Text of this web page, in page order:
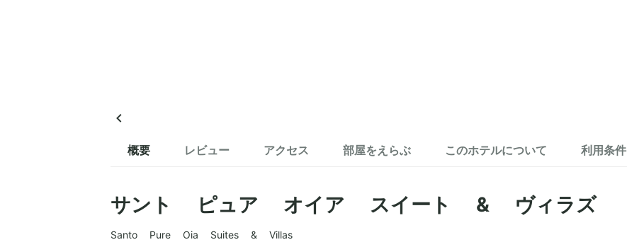
概要 レビュー アクセス 部屋をえらぶ このホテルについて 利用条件
サント ピュア オイア スイート & ヴィラズ
Santo Pure Oia Suites & Villas